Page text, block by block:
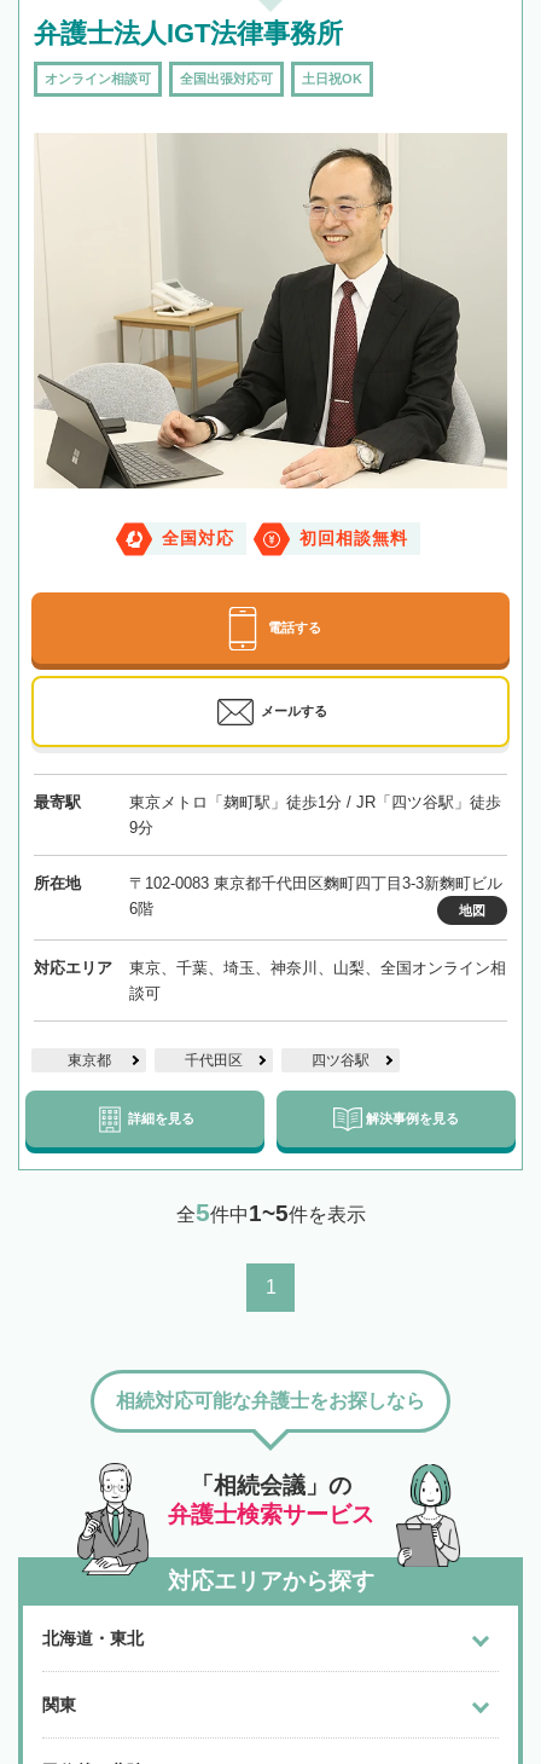
弁護士法人IGT法律事務所
オンライン相談可 全国出張対応可 土日祝OK
全国対応 初回相談無料
電話する
メールする
最寄駅
東京メトロ「麹町駅」徒歩1分 / JR「四ツ谷駅」徒歩
9分
所在地
〒102-0083 東京都千代田区麴町四丁目3-3新麴町ビル
6階
地図
対応エリア
東京、千葉、埼玉、神奈川、山梨、全国オンライン相
談可
東京都 千代田区 四ツ谷駅
詳細を見る 解決事例を見る
全5件中1~5件を表示
1
「相続会議」の
弁護士検索サービス
相続対応可能な弁護士をお探しなら
対応エリアから探す
北海道・東北
関東